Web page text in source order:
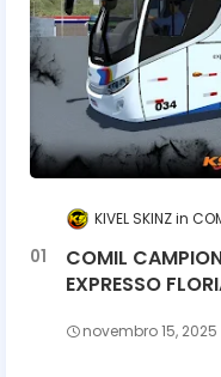
KIVEL SKINZ
COMIL
EXPRESSO
novembro 15, 2025